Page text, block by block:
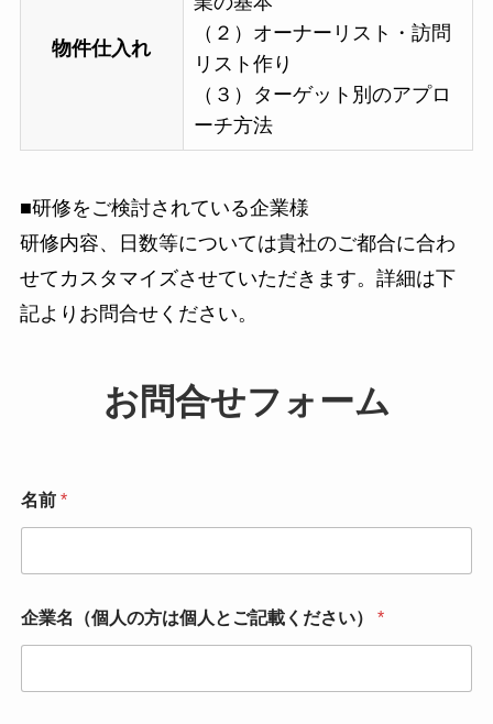
物件仕入れ
（２）オーナーリスト・訪問
リスト作り
（３）ターゲット別のアプロ
ーチ方法
■研修をご検討されている企業様
研修内容、日数等については貴社のご都合に合わ
せてカスタマイズさせていただきます。詳細は下
記よりお問合せください。
お問合せフォーム
名前 *
企業名（個人の方は個人とご記載ください） *